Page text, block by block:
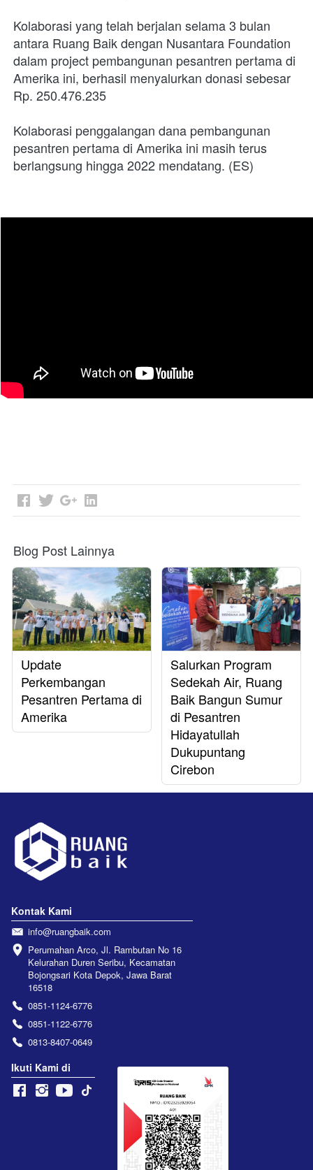
Kolaborasi yang telah berjalan selama 3 bulan
antara Ruang Baik dengan Nusantara Foundation
dalam project pembangunan pesantren pertama di
Amerika ini, berhasil menyalurkan donasi sebesar
Rp. 250.476.235
Kolaborasi penggalangan dana pembangunan
pesantren pertama di Amerika ini masih terus
berlangsung hingga 2022 mendatang. (ES)
Blog Post Lainnya
Update
Perkembangan
Pesantren Pertama di
Amerika
Salurkan Program
Sedekah Air, Ruang
Baik Bangun Sumur
di Pesantren
Hidayatullah
Dukupuntang
Cirebon
Kontak Kami
info@ruangbaik.com
Perumahan Arco, Jl. Rambutan No 16
Kelurahan Duren Seribu, Kecamatan
Bojongsari Kota Depok, Jawa Barat
16518
0851-1124-6776
0851-1122-6776
0813-8407-0649
Ikuti Kami di